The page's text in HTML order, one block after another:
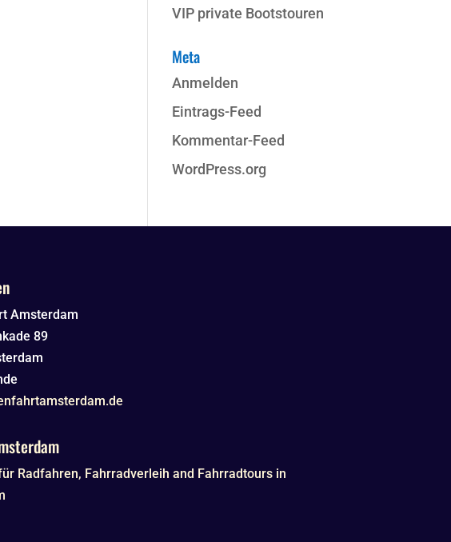
VIP private Bootstouren
Meta
Anmelden
Eintrags-Feed
Kommentar-Feed
WordPress.org
Amsterdam
89
Radfahren, Fahrradverleih and Fahrradtours in